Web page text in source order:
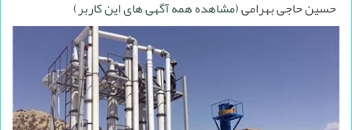
حسین حاجی بهرامی(مشاهده همه آگهی های این کاربر)